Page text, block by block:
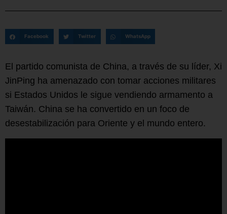
Facebook Twitter WhatsApp
El partido comunista de China, a través de su líder, Xi
JinPing ha amenazado con tomar acciones militares
si Estados Unidos le sigue vendiendo armamento a
Taiwán. China se ha convertido en un foco de
desestabilización para Oriente y el mundo entero.